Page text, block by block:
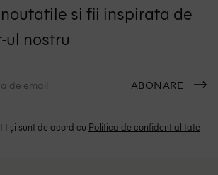
si fii inspirata de
ul nostru
ABONARE
și sunt de acord cu Politica de confidentialitate